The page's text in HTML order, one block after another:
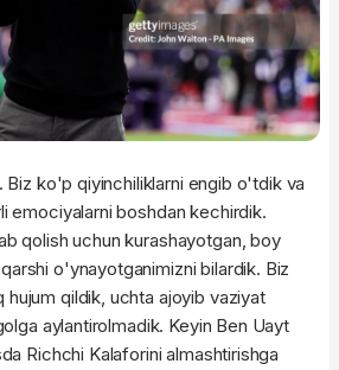
Biz ko'p qiyinchiliklarni engib o'tdik va
emociyalarni boshdan kechirdik.
qolish uchun kurashayotgan, boy
o'ynayotganimizni bilardik. Biz
qildik, uchta ajoyib vaziyat
aylantirolmadik. Keyin Ben Uayt
Richchi Kalaforini almashtirishga